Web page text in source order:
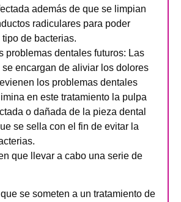
además de que se limpian
radiculares para poder
de bacterias.
problemas dentales futuros: Las
encargan de aliviar los dolores
los problemas dentales
en este tratamiento la pulpa
o dañada de la pieza dental
se sella con el fin de evitar la
que llevar a cabo una serie de
se someten a un tratamiento de